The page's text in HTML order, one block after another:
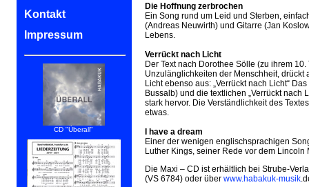
Die Hoffnung zerbrochen
Ein Song rund um Leid und Sterben,
(Andreas Neuwirth) und Gitarre (Jan
Lebens.
Verrückt nach Licht
Der Text nach Dorothee Sölle (zu ihrem
Unzulänglichkeiten der Menschheit,
Licht ebenso aus: „Verrückt nach Licht“
Bussalb) und die textlichen „Verrückt
stark hervor. Die Verständlichkeit des
etwas.
I have a dream
Einer der wenigen englischsprachigen
Luther Kings, seiner Rede vor dem
Die Maxi – CD ist erhältlich bei Strube-
(VS 6784) oder über www.habakuk-musik
Kontakt
Impressum
CD "Überall"